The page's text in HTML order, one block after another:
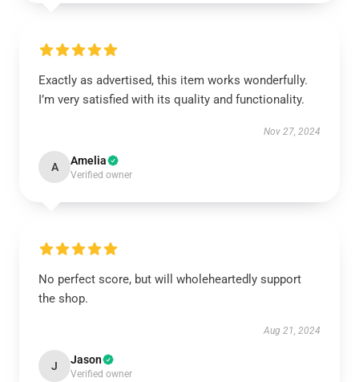
Exactly as advertised, this item works wonderfully.
I’m very satisfied with its quality and functionality.
Nov 27, 2024
A Amelia
Verified owner
No perfect score, but will wholeheartedly support
the shop.
Aug 21, 2024
J Jason
Verified owner